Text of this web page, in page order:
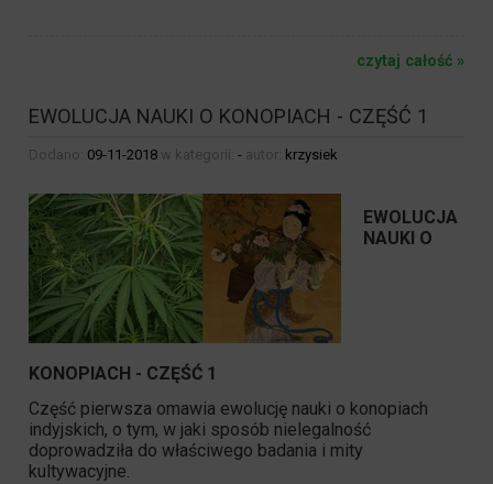
czytaj całość »
EWOLUCJA NAUKI O KONOPIACH - CZĘŚĆ 1
Dodano: 09-11-2018 w kategorii: - autor: krzysiek
EWOLUCJA
NAUKI O
KONOPIACH - CZĘŚĆ 1
Część pierwsza omawia ewolucję nauki o konopiach
indyjskich, o tym, w jaki sposób nielegalność
doprowadziła do właściwego badania i mity
kultywacyjne.